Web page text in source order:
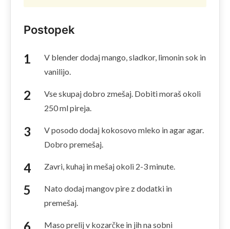
Postopek
V blender dodaj mango, sladkor, limonin sok in
vanilijo.
Vse skupaj dobro zmešaj. Dobiti moraš okoli
250 ml pireja.
V posodo dodaj kokosovo mleko in agar agar.
Dobro premešaj.
Zavri, kuhaj in mešaj okoli 2-3 minute.
Nato dodaj mangov pire z dodatki in
premešaj.
Maso prelij v kozarčke in jih na sobni